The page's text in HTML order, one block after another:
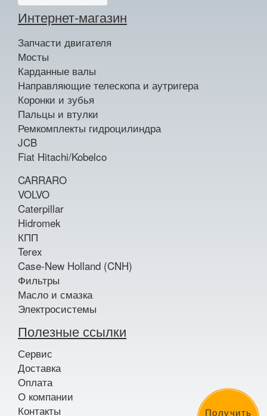
Получить
Интернет-магазин
Запчасти двигателя
Мосты
Карданные валы
Направляющие телескопа и аутригера
Коронки и зубья
Пальцы и втулки
Ремкомплекты гидроцилиндра
JCB
Fiat Hitachi/Kobelco
CARRARO
VOLVO
Caterpillar
Hidromek
КПП
Terex
Case-New Holland (CNH)
Фильтры
Масло и смазка
Электросистемы
Полезные ссылки
Сервис
Доставка
Оплата
О компании
Контакты